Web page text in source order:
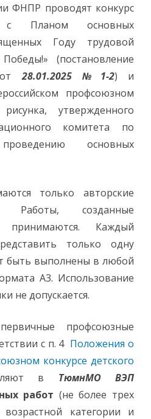
ФНПР проводят конкурс
с Планом основных
Году трудовой
(постановление
от28.01.2025 №1-2) и
профсоюзном
утвержденного
комитета по
основных
только авторские
Работы, созданные
принимаются. Каждый
только одну
быть выполнены в любой
А3. Использование
не допускается.
профсоюзные
с п. 4 Положения о
конкурсе детского
в ТюмнМО ВЭП
работ (не более трех
категории и